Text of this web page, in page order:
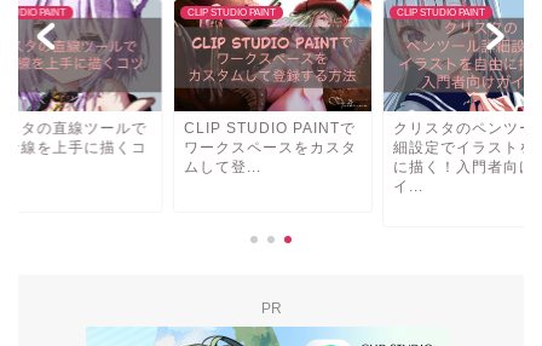
PAINT
スタの直線ツールで
な線を上手に描くコ
CLIP STUDIO PAINT
CLIP STUDIO PAINTで
ワークスペースをカスタ
ムして登...
CLIP STUDIO PAINT
クリスタのペンツー
細設定でイラストを
に描く！入門者向け
イ...
PR